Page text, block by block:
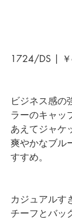
1724/DS |
ビジネス感の
ラーのキャッ
あえてジャケ
爽やかなブル
すすめ。
カジュアルす
チーフとバッ